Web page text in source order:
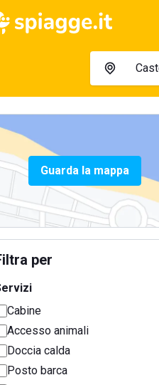
Guarda la mappa
per
Cabine
Accesso animali
Doccia calda
Posto barca